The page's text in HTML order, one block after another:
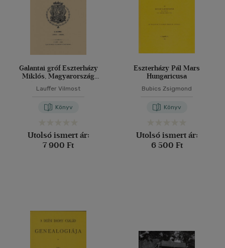
Magyar(7658)
(149)
Angol - olasz - magyar
Finn(1)
Francia(15)
Horvát(3)
több nyelv megjelenítése
Galantai gróf Eszterházy
Miklós, Magyarország
nádora II. 1623-1626
Lauffer Vilmost
Könyv
Utolsó ismert ár:
7 900 Ft
Eszterházy Pál Mars
Hungaricusa
Bubics Zsigmond
Könyv
Utolsó ismert ár:
6 500 Ft